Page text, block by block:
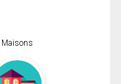
Maisons